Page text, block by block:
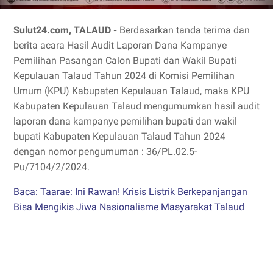
Sulut24.com, TALAUD - Berdasarkan tanda terima dan
berita acara Hasil Audit Laporan Dana Kampanye
Pemilihan Pasangan Calon Bupati dan Wakil Bupati
Kepulauan Talaud Tahun 2024 di Komisi Pemilihan
Umum (KPU) Kabupaten Kepulauan Talaud, maka KPU
Kabupaten Kepulauan Talaud mengumumkan hasil audit
laporan dana kampanye pemilihan bupati dan wakil
bupati Kabupaten Kepulauan Talaud Tahun 2024
dengan nomor pengumuman : 36/PL.02.5-
Pu/7104/2/2024.
Baca: Taarae: Ini Rawan! Krisis Listrik Berkepanjangan
Bisa Mengikis Jiwa Nasionalisme Masyarakat Talaud